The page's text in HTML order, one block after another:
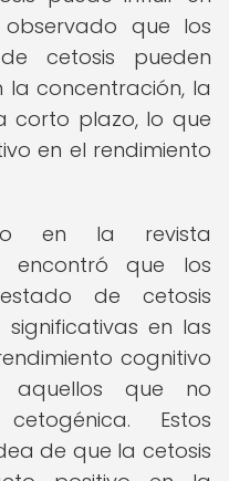
que los
cetosis pueden
la concentración, la
corto plazo, lo que
en el rendimiento
en la revista
encontró que los
de cetosis
en las
cognitivo
aquellos que no
Estos
de que la cetosis